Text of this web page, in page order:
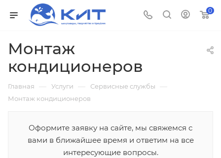
0
Монтаж
кондиционеров
Главная — Услуги — Сервисные службы —
Монтаж кондиционеров
Оформите заявку на сайте, мы свяжемся с
вами в ближайшее время и ответим на все
интересующие вопросы.